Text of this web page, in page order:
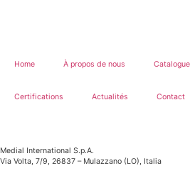
Home À propos de nous
Certifications Actualités Contact
Medial International S.p.A.
Via Volta, 7/9, 26837 – Mulazzano (LO), Italia